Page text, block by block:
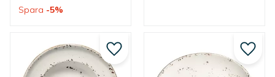
en serie där flera delar
Spara 5%
Lägg till i favoriter Lägg